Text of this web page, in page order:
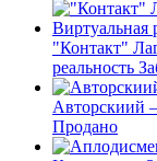
"Контакт"
реальность
Авторскиий
Продано